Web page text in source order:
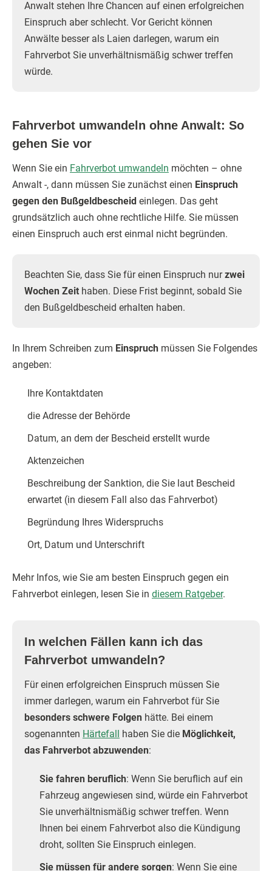
Anwalt stehen Ihre Chancen auf einen erfolgreichen
Einspruch aber schlecht. Vor Gericht können
Anwälte besser als Laien darlegen, warum ein
Fahrverbot Sie unverhältnismäßig schwer treffen
würde.
Fahrverbot umwandeln ohne Anwalt: So
gehen Sie vor
Wenn Sie ein Fahrverbot umwandeln möchten – ohne
Anwalt -, dann müssen Sie zunächst einen Einspruch
gegen den Bußgeldbescheid einlegen. Das geht
grundsätzlich auch ohne rechtliche Hilfe. Sie müssen
einen Einspruch auch erst einmal nicht begründen.
Beachten Sie, dass Sie für einen Einspruch nurzwei
Wochen Zeit haben. Diese Frist beginnt, sobald Sie
den Bußgeldbescheid erhalten haben.
In Ihrem Schreiben zum Einspruch müssen Sie Folgendes
angeben:
Ihre Kontaktdaten
die Adresse der Behörde
Datum, an dem der Bescheid erstellt wurde
Aktenzeichen
Beschreibung der Sanktion, die Sie laut Bescheid
erwartet (in diesem Fall also das Fahrverbot)
Begründung Ihres Widerspruchs
Ort, Datum und Unterschrift
Mehr Infos, wie Sie am besten Einspruch gegen ein
Fahrverbot einlegen, lesen Sie in diesem Ratgeber.
In welchen Fällen kann ich das
Fahrverbot umwandeln?
Für einen erfolgreichen Einspruch müssen Sie
immer darlegen, warum ein Fahrverbot für Sie
besonders schwere Folgen hätte. Bei einem
sogenannten Härtefall haben Sie die Möglichkeit,
das Fahrverbot abzuwenden:
Sie fahren beruflich: Wenn Sie beruflich auf ein
Fahrzeug angewiesen sind, würde ein Fahrverbot
Sie unverhältnismäßig schwer treffen. Wenn
Ihnen bei einem Fahrverbot also die Kündigung
droht, sollten Sie Einspruch einlegen.
Sie müssen für andere sorgen: Wenn Sie eine